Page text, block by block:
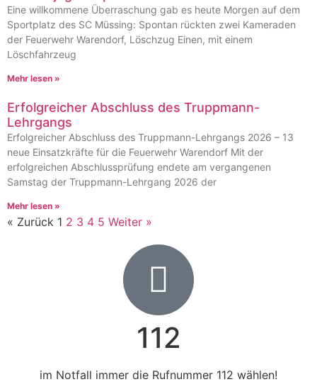
Eine willkommene Überraschung gab es heute Morgen auf dem
Sportplatz des SC Müssing: Spontan rückten zwei Kameraden
der Feuerwehr Warendorf, Löschzug Einen, mit einem
Löschfahrzeug
Mehr lesen »
Erfolgreicher Abschluss des Truppmann-
Lehrgangs
Erfolgreicher Abschluss des Truppmann-Lehrgangs 2026 – 13
neue Einsatzkräfte für die Feuerwehr Warendorf Mit der
erfolgreichen Abschlussprüfung endete am vergangenen
Samstag der Truppmann-Lehrgang 2026 der
Mehr lesen »
« Zurück 1 2 3 4 5 Weiter »
112
im Notfall immer die Rufnummer 112 wählen!